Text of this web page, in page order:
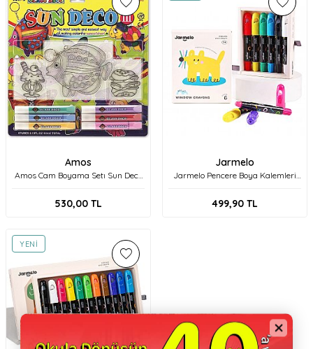
Amos
Amos Cam Boyama Setı Sun Deco
530,00 TL
Jarmelo
Jarmelo Pencere Boya Kalemleri
499,90 TL
YENI